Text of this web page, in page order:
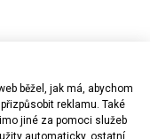
běžel, jak má, abychom
reklamu. Také
jiné za pomoci služeb
automaticky, ostatní